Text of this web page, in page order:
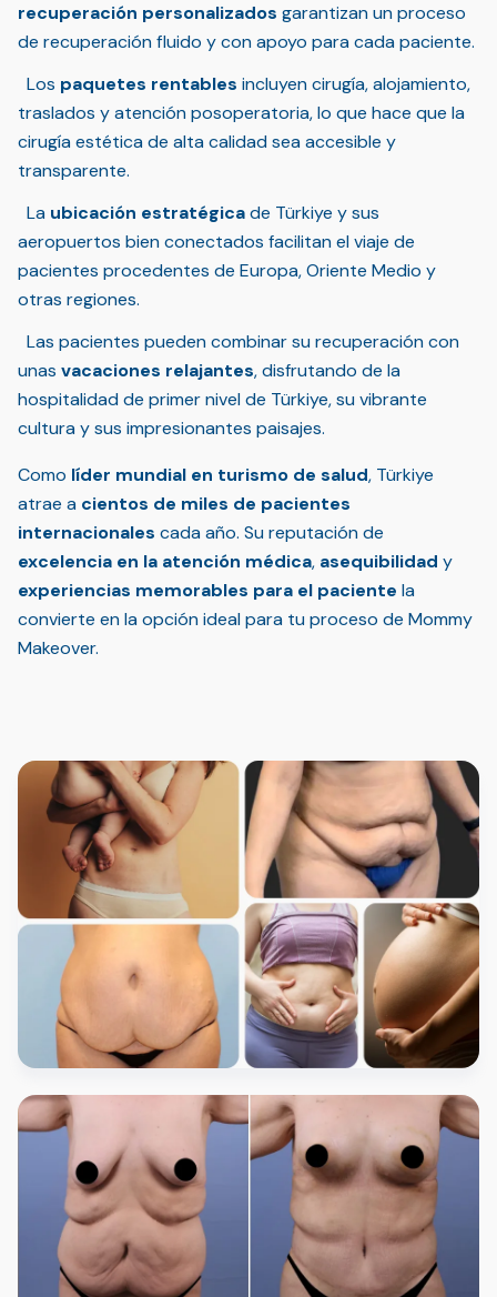
recuperación personalizados garantizan un proceso
de recuperación fluido y con apoyo para cada paciente.
Los paquetes rentables incluyen cirugía, alojamiento,
traslados y atención posoperatoria, lo que hace que la
cirugía estética de alta calidad sea accesible y
transparente.
La ubicación estratégicade Türkiye y sus
aeropuertos bien conectados facilitan el viaje de
pacientes procedentes de Europa, Oriente Medio y
otras regiones.
Las pacientes pueden combinar su recuperación con
unas vacaciones relajantes, disfrutando de la
hospitalidad de primer nivel de Türkiye, su vibrante
cultura y sus impresionantes paisajes.
Como líder mundial en turismo de salud, Türkiye
atrae a cientos de miles de pacientes
internacionales cada año. Su reputación de
excelencia en la atención médica, asequibilidad y
experiencias memorables para el paciente la
convierte en la opción ideal para tu proceso de Mommy
Makeover.